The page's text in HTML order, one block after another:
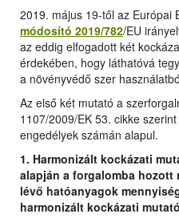
2019. május 19-től az Európai
módosító 2019/782/EU
az eddig elfogadott két
érdekében, hogy láthatóvá
a növényvédő szer
Az első két mutató a
1107/2009/EK 53. cikke
engedélyek számán alapul.
1. Harmonizált kockázati
alapján a forgalomba hozott
lévő hatóanyagok
harmonizált kockázati